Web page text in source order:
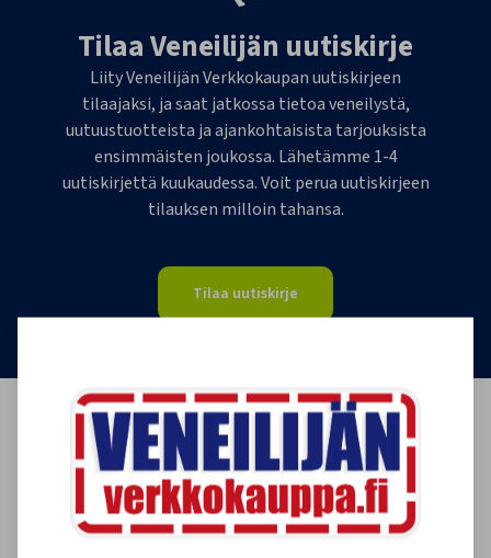
Tilaa Veneilijän uutiskirje
Liity Veneilijän Verkkokaupan uutiskirjeen
tilaajaksi, ja saat jatkossa tietoa veneilystä,
uutuustuotteista ja ajankohtaisista tarjouksista
ensimmäisten joukossa. Lähetämme 1-4
uutiskirjettä kuukaudessa. Voit perua uutiskirjeen
tilauksen milloin tahansa.
Tilaa uutiskirje